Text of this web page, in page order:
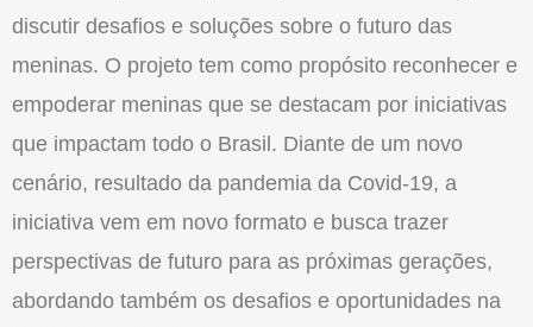
discutir desafios e soluções sobre o futuro das
meninas. O projeto tem como propósito reconhecer e
empoderar meninas que se destacam por iniciativas
que impactam todo o Brasil. Diante de um novo
cenário, resultado da pandemia da Covid-19, a
iniciativa vem em novo formato e busca trazer
perspectivas de futuro para as próximas gerações,
abordando também os desafios e oportunidades na